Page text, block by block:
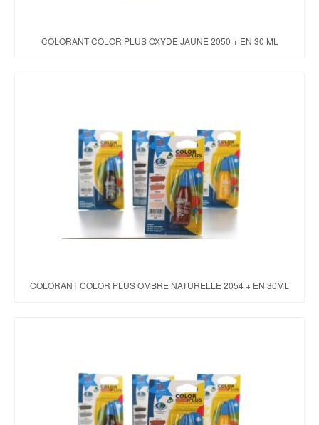
COLORANT COLOR PLUS OXYDE JAUNE 2050 + EN 30 ML
COLORANT COLOR PLUS OMBRE NATURELLE 2054 + EN 30ML